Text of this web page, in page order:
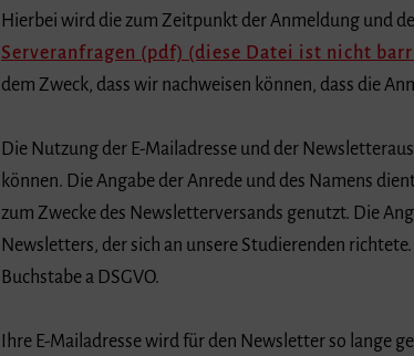
Hierbei wird die zum Zeitpunkt der Anmeldung und
Serveranfragen (pdf) (diese Datei ist nicht
dem Zweck, dass wir nachweisen können, dass die
Die Nutzung der E-Mailadresse und der
können. Die Angabe der Anrede und des Namens
zum Zwecke des Newsletterversands genutzt. Die
Newsletters, der sich an unsere Studierenden
Buchstabe a DSGVO.
Ihre E-Mailadresse wird für den Newsletter so lange